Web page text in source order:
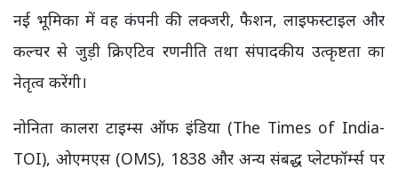
नई भूमिका में वह कंपनी की लक्जरी, फैशन, लाइफस्टाइल और
कल्चर से जुड़ी क्रिएटिव रणनीति तथा संपादकीय उत्कृष्टता का
नेतृत्व करेंगी।
नोनिता कालरा टाइम्स ऑफ इंडिया (The Times of India-
TOI), ओएमएस (OMS), 1838 और अन्य संबद्ध प्लेटफॉर्म्स पर